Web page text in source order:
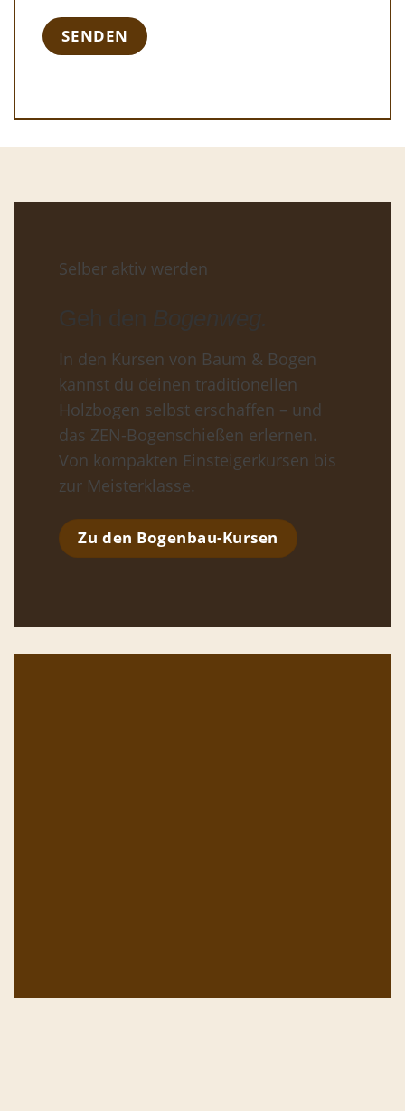
Selber aktiv werden
Geh den Bogenweg.
In den Kursen von Baum & Bogen
kannst du deinen traditionellen
Holzbogen selbst erschaffen – und
das ZEN-Bogenschießen erlernen.
Von kompakten Einsteigerkursen bis
zur Meisterklasse.
Zu den Bogenbau-Kursen